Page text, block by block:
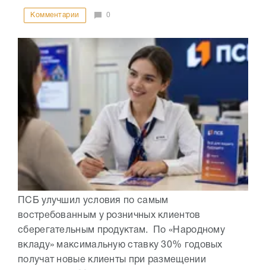
Комментарии 0
ПСБ улучшил условия по самым
востребованным у розничных клиентов
сберегательным продуктам. По «Народному
вкладу» максимальную ставку 30% годовых
получат новые клиенты при размещении